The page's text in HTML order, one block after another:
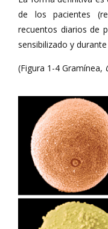
de los pacientes
recuentos diarios de
sensibilizado y
(Figura 1-4 Gramínea,